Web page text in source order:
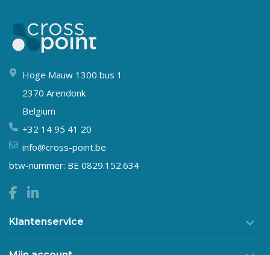
Hoge Mauw 1300 bus 1
2370 Arendonk
Belgium
+32 14 95 41 20
info@cross-point.be
btw-nummer: BE 0829.152.634
Klantenservice